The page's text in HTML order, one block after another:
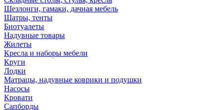
Шезлонги, гамаки, дачная мебель
Шатры, тенты
Биотуалеты
Надувные товары
Жилеты
Кресла и наборы мебели
Круги
Лодки
Матрацы, надувные коврики и подушки
Насосы
Кровати
Сапборды